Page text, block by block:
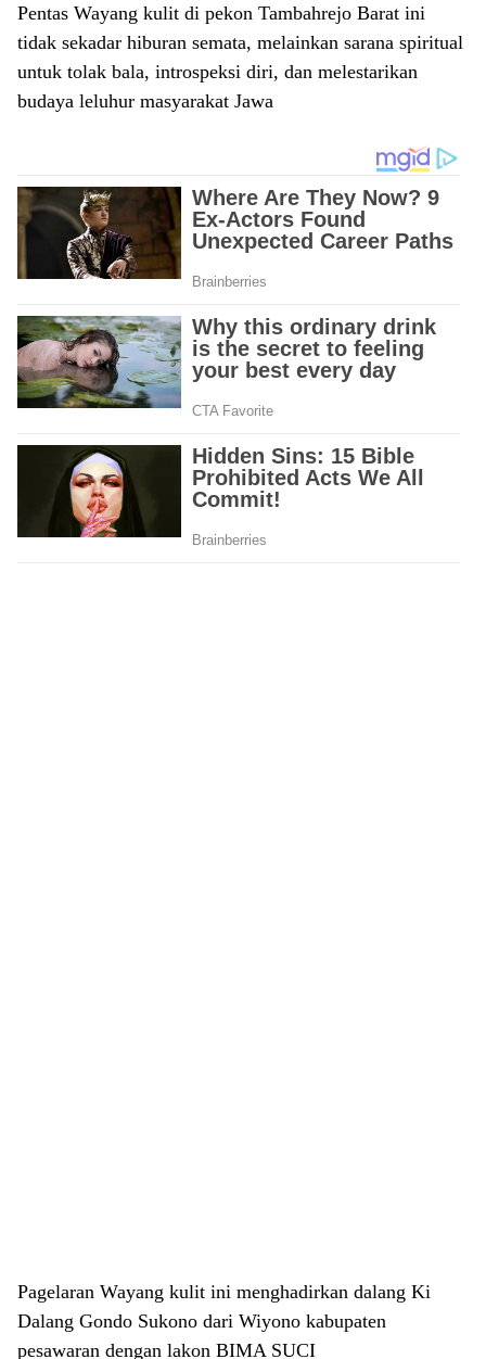
Pentas Wayang kulit di pekon Tambahrejo Barat ini
tidak sekadar hiburan semata, melainkan sarana spiritual
untuk tolak bala, introspeksi diri, dan melestarikan
budaya leluhur masyarakat Jawa
Pagelaran Wayang kulit ini menghadirkan dalang Ki
Dalang Gondo Sukono dari Wiyono kabupaten
pesawaran dengan lakon BIMA SUCI